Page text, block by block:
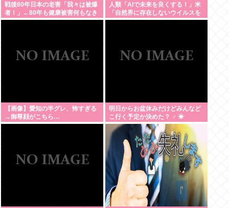
戦後80年日本の老害「我々は被爆
者！」←80年も健康被害何もなき
ゃ健常者やろ
人類「AIで未来を良くする！」米
「自然界に存在しないウイルスを
設計増殖に成功」技術が進む程自
【画像】愛知の半グレ、怖すぎる
→御尊顔がこちら…
明日からお盆休みだけどみんなど
こ行く予定か決めた？ ‍♂ ☀